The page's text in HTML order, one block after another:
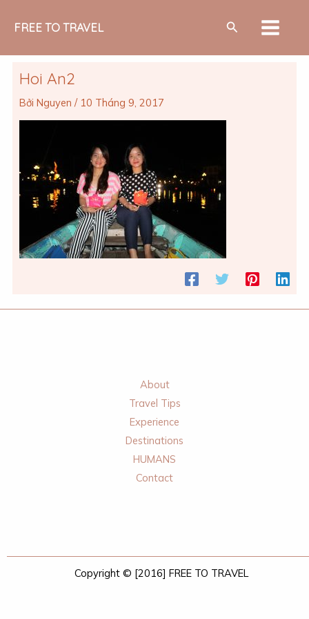
FREE TO TRAVEL
Tìm
Hoi An2
Bởi Nguyen / 10 Tháng 9, 2017
About
Travel Tips
Experience
Destinations
HUMANS
Contact
Copyright © [2016] FREE TO TRAVEL